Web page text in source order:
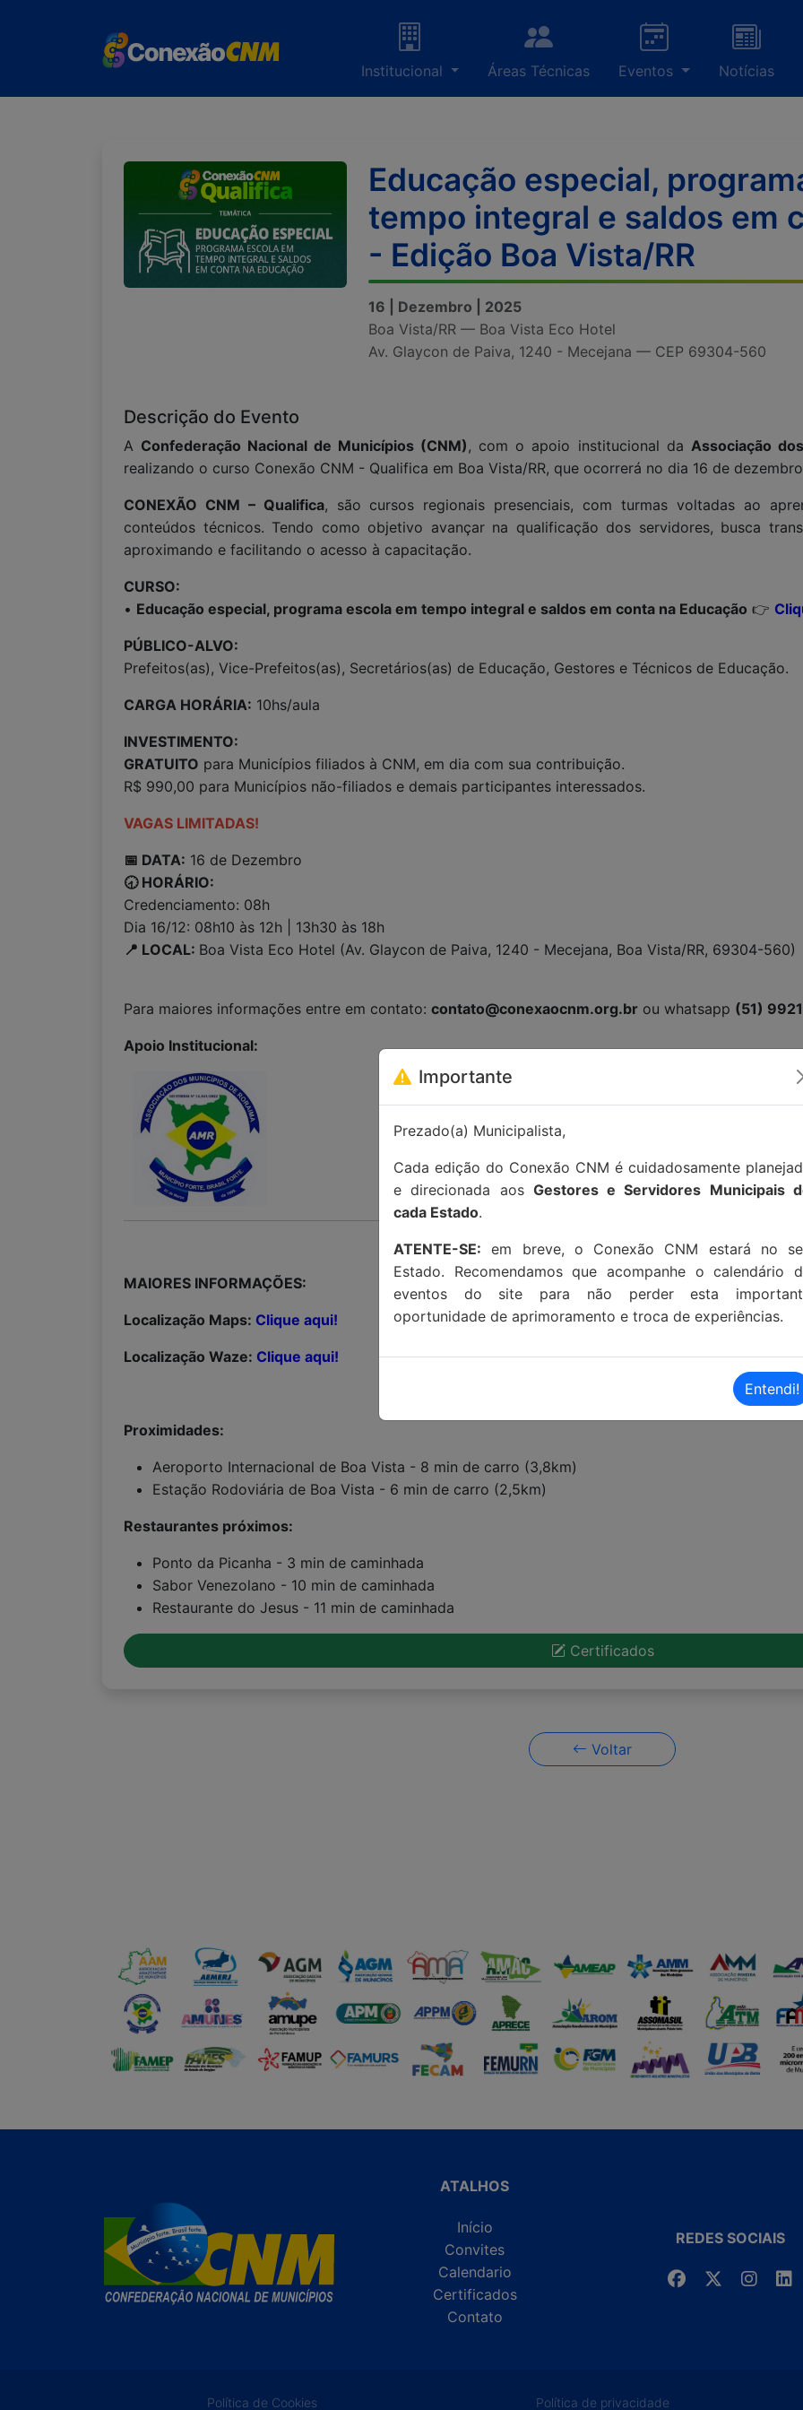
Institucional Áreas Técnicas Eventos Notícias
Educação especial,
tempo integral e saldos em
- Edição Boa Vista/RR
16 | Dezembro | 2025
Boa Vista/RR — Boa Vista Eco Hotel
Av. Glaycon de Paiva, 1240 - Mecejana — CEP 69304-560
Descrição do Evento
A Confederação Nacional de Municípios (CNM), com o apoio institucional da Associação
realizando o curso Conexão CNM - Qualifica em Boa Vista/RR, que ocorrerá no dia 16 de
CONEXÃO CNM – Qualifica, são cursos regionais presenciais, com turmas voltadas ao
conteúdos técnicos. Tendo como objetivo avançar na qualificação dos servidores, busca
aproximando e facilitando o acesso à capacitação.
CURSO:
• Educação especial, programa escola em tempo integral e saldos em conta na Educação 👉
PÚBLICO-ALVO:
Prefeitos(as), Vice-Prefeitos(as), Secretários(as) de Educação, Gestores e Técnicos de Educação.
CARGA HORÁRIA: 10hs/aula
INVESTIMENTO:
GRATUITO para Municípios filiados à CNM, em dia com sua contribuição.
R$ 990,00 para Municípios não-filiados e demais participantes interessados.
VAGAS LIMITADAS!
📅 DATA: 16 de Dezembro
🕣 HORÁRIO:
Credenciamento: 08h
Dia 16/12: 08h10 às 12h | 13h30 às 18h
📍 LOCAL: Boa Vista Eco Hotel (Av. Glaycon de Paiva, 1240 - Mecejana, Boa Vista/RR, 69304-560)
Para maiores informações entre em contato: contato@conexaocnm.org.br ou whatsapp (51)
Apoio Institucional:
MAIORES INFORMAÇÕES:
Localização Maps: Clique aqui!
Localização Waze: Clique aqui!
Proximidades:
Aeroporto Internacional de Boa Vista - 8 min de carro (3,8km)
Estação Rodoviária de Boa Vista - 6 min de carro (2,5km)
Restaurantes próximos:
Ponto da Picanha - 3 min de caminhada
Sabor Venezolano - 10 min de caminhada
Restaurante do Jesus - 11 min de caminhada
Certificados
Voltar
ATALHOS
Início
Convites
Calendario
Certificados
Contato
REDES SOCIAIS
Política de Cookies Política de privacidade
Importante
Prezado(a) Municipalista,
Cada edição do Conexão CNM é cuidadosamente
e direcionada aos Gestores e Servidores Municipais
cada Estado.
ATENTE-SE: em breve, o Conexão CNM estará no
Estado. Recomendamos que acompanhe o calendário
eventos do site para não perder esta
oportunidade de aprimoramento e troca de experiências.
Entendi!